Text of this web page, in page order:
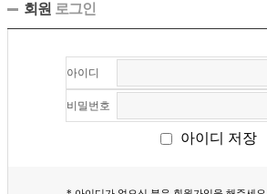
회원 로그인
아이디
비밀번호
아이디 저장